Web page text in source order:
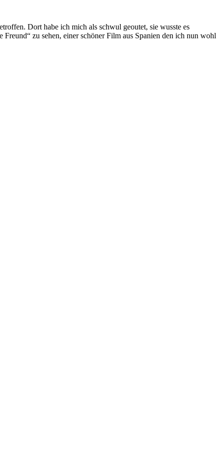
Dort habe ich mich als schwul geoutet, sie wusste es
zu sehen, einer schöner Film aus Spanien den ich nun wohl